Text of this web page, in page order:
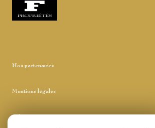
Nos partenaires
Mentions légales
Admin